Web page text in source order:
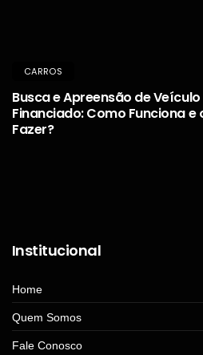
CARROS
Busca e Apreensão de Veículo
Financiado: Como Funciona e
Fazer?
Institucional
Home
Quem Somos
Fale Conosco